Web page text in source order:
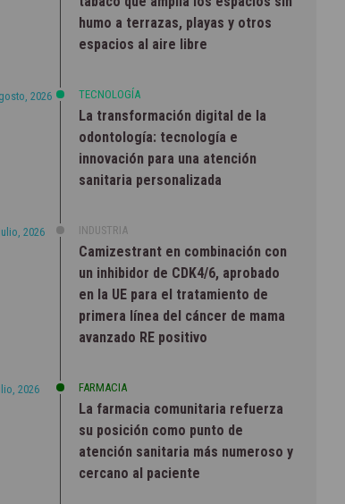
humo a terrazas, playas y otros
espacios al aire libre
2026 TECNOLOGÍA
La transformación digital de la
odontología: tecnología e
innovación para una atención
sanitaria personalizada
2026 INDUSTRIA
Camizestrant en combinación con
un inhibidor de CDK4/6, aprobado
en la UE para el tratamiento de
primera línea del cáncer de mama
avanzado RE positivo
2026 FARMACIA
La farmacia comunitaria refuerza
su posición como punto de
atención sanitaria más numeroso y
cercano al paciente